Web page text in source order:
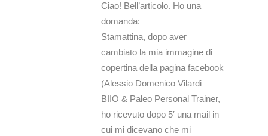
Ciao! Bell’articolo. Ho una
domanda:
Stamattina, dopo aver
cambiato la mia immagine di
copertina della pagina facebook
(Alessio Domenico Vilardi –
BIIO & Paleo Personal Trainer,
ho ricevuto dopo 5′ una mail in
cui mi dicevano che mi